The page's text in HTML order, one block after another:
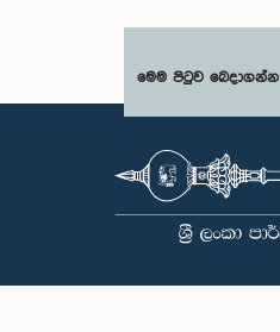
මෙම පිටුව බෙදාගන්න